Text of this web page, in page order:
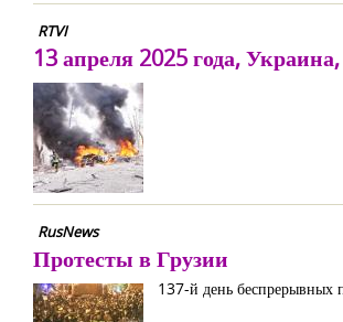
RTVI
13 апреля 2025 года,
RusNews
Протесты в Грузии
137-й день беспрерывных